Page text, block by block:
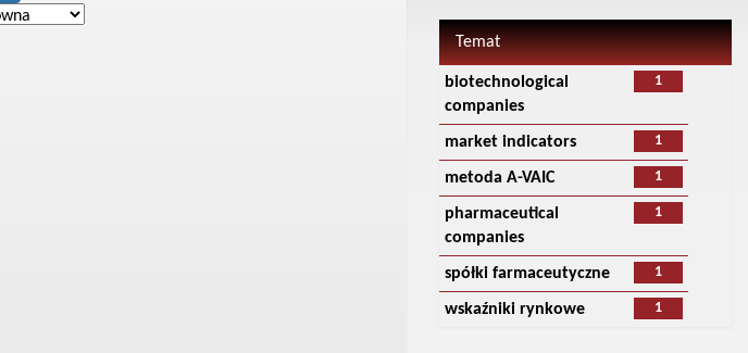
Temat
1
biotechnological
companies
1
market indicators
1
metoda A-VAIC
1
pharmaceutical
companies
1
spółki farmaceutyczne
1
wskaźniki rynkowe